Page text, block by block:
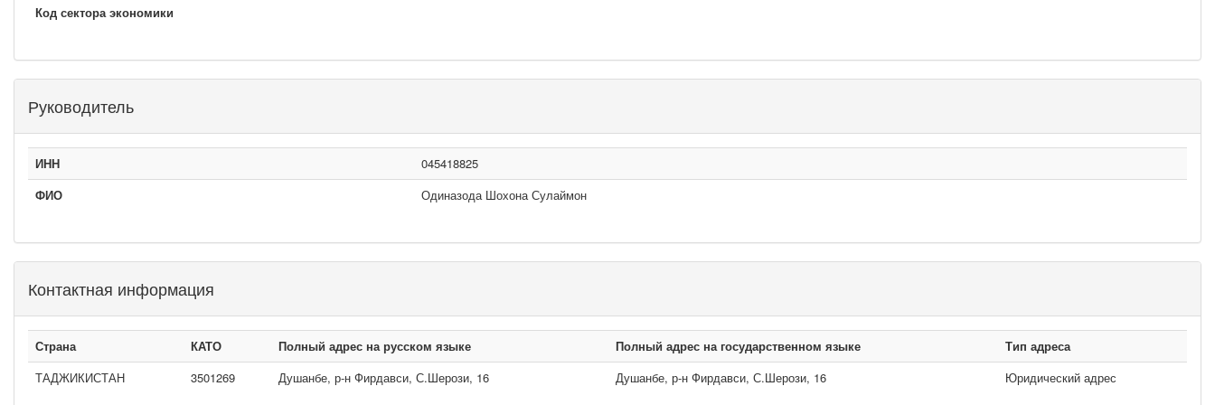
Код сектора экономики
Руководитель
ИНН
045418825
ФИО
Одиназода Шохона Сулаймон
Контактная информация
Страна КАТО Полный адрес на русском языке Полный адрес на государственном языке
Тип адреса
ТАДЖИКИСТАН
3501269 Душанбе, р-н Фирдавси, С.Шерози, 16 Душанбе, р-н Фирдавси, С.Шерози, 16 Юридический адрес